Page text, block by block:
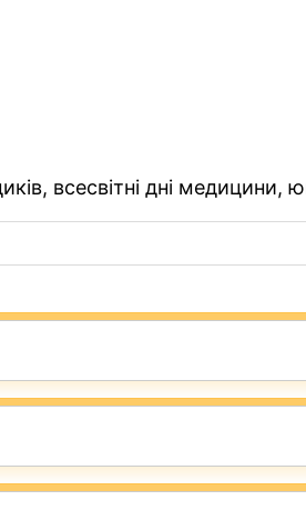
всесвітні дні медицини,